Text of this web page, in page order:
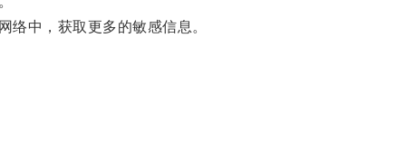
中，获取更多的敏感信息。